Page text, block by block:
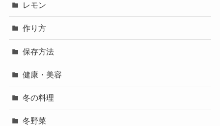
レモン
作り方
保存方法
健康・美容
冬の料理
冬野菜